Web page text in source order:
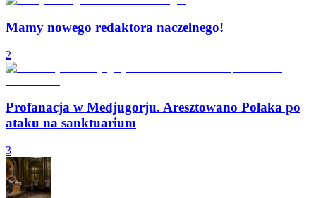
Mamy nowego redaktora naczelnego!
2
Profanacja w Medjugorju. Aresztowano Polaka po
ataku na sanktuarium
3